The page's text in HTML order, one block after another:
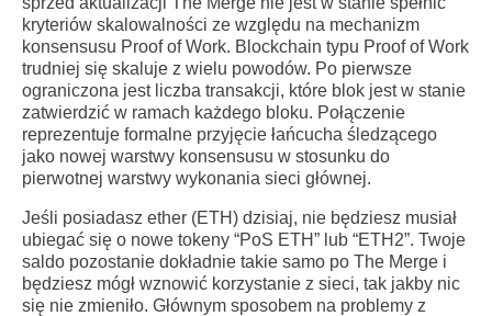
kryteriów skalowalności ze względu na mechanizm
konsensusu Proof of Work. Blockchain typu Proof of Work
trudniej się skaluje z wielu powodów. Po pierwsze
ograniczona jest liczba transakcji, które blok jest w stanie
zatwierdzić w ramach każdego bloku. Połączenie
reprezentuje formalne przyjęcie łańcucha śledzącego
jako nowej warstwy konsensusu w stosunku do
pierwotnej warstwy wykonania sieci głównej.
Jeśli posiadasz ether (ETH) dzisiaj, nie będziesz musiał
ubiegać się o nowe tokeny “PoS ETH” lub “ETH2”. Twoje
saldo pozostanie dokładnie takie samo po The Merge i
będziesz mógł wznowić korzystanie z sieci, tak jakby nic
się nie zmieniło. Głównym sposobem na problemy z